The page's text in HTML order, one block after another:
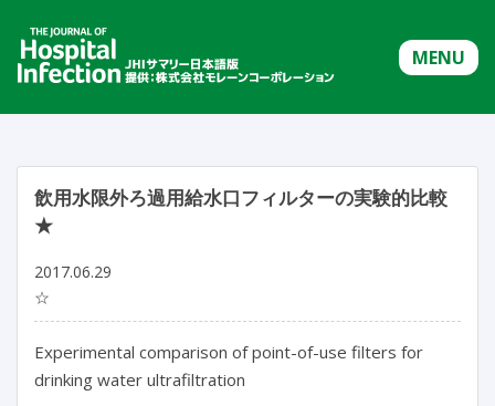
MENU
飲用水限外ろ過用給水口フィルターの実験的比較
★
2017.06.29
☆
Experimental comparison of point-of-use filters for
drinking water ultrafiltration